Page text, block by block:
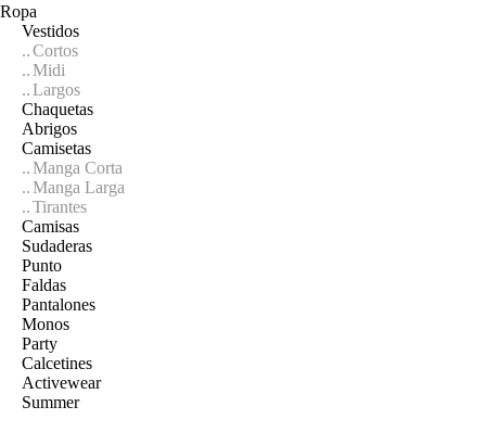
Ropa
Vestidos
Cortos
Midi
Largos
Chaquetas
Abrigos
Camisetas
Manga Corta
Manga Larga
Tirantes
Camisas
Sudaderas
Punto
Faldas
Pantalones
Monos
Party
Calcetines
Activewear
Summer